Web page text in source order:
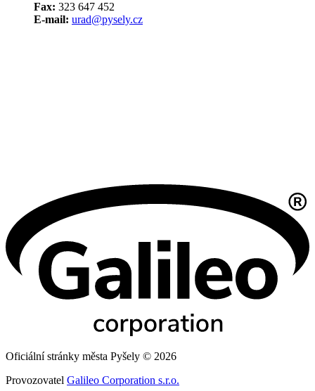
Fax: 323 647 452
E-mail: urad@pysely.cz
Oficiální stránky města Pyšely © 2026
Provozovatel Galileo Corporation s.r.o.